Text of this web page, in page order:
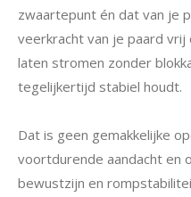
zwaartepunt én dat van je
veerkracht van je paard vrij
laten stromen zonder
tegelijkertijd stabiel houdt.
Dat is geen gemakkelijke
voortdurende aandacht en
bewustzijn en